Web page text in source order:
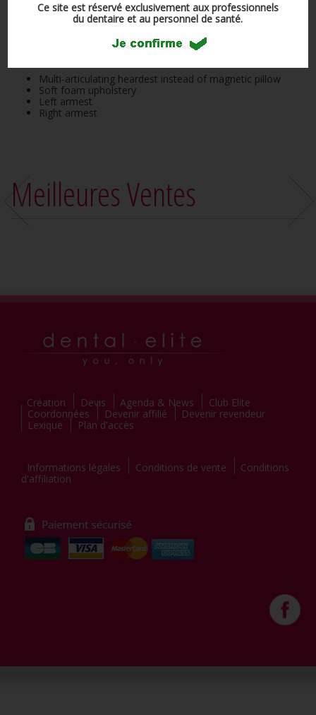
Ce site est réservé exclusivement aux professionnels
du dentaire et au personnel de santé.
ultérieurement.Un support peut être monté sur le fauteuil afin de
supporter un phare.Les deux prises de courant incorporées
Multi-articulating heardest instead of magnetic pillow
Soft foam upholstery
Left armest
Right armest
Meilleures Ventes
Création Devis Agenda & News
Club Elite
Coordonnées
Devenir affilié
Devenir revendeur
Lexique
Plan d'accès
Informations légales Conditions de vente
Conditions
d'affiliation